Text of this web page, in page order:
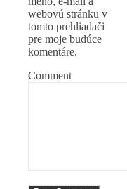
webovú stránku v
tomto prehliadači
pre moje budúce
komentáre.
Comment